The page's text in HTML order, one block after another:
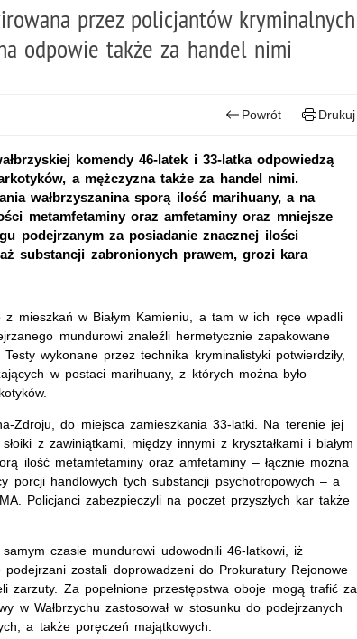
przez policjantów kryminalnych
odpowie także za handel nimi
Powrót Drukuj
komendy 46-latek i 33-latka odpowiedzą
a mężczyzna także za handel nimi.
wałbrzyszanina sporą ilość marihuany, a na
metamfetaminy oraz amfetaminy oraz mniejsze
podejrzanym za posiadanie znacznej ilości
substancji zabronionych prawem, grozi kara
z mieszkań w Białym Kamieniu, a tam w ich ręce wpadli
mundurowi znaleźli hermetycznie zapakowane
wykonane przez technika kryminalistyki potwierdziły,
w postaci marihuany, z których można było
Zdroju, do miejsca zamieszkania 33-latki. Na terenie jej
z zawiniątkami, między innymi z kryształkami i białym
ilość metamfetaminy oraz amfetaminy – łącznie można
porcji handlowych tych substancji psychotropowych – a
Policjanci zabezpieczyli na poczet przyszłych kar także
czasie mundurowi udowodnili 46-latkowi, iż
podejrzani zostali doprowadzeni do Prokuratury Rejonowe
zarzuty. Za popełnione przestępstwa oboje mogą trafić za
w Wałbrzychu zastosował w stosunku do podejrzanych
a także poręczeń majątkowych.